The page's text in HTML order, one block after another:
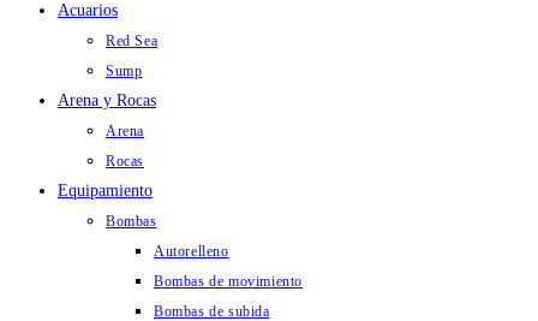
Acuarios
Red Sea
Sump
Arena y Rocas
Arena
Rocas
Equipamiento
Bombas
Autorelleno
Bombas de movimiento
Bombas de subida